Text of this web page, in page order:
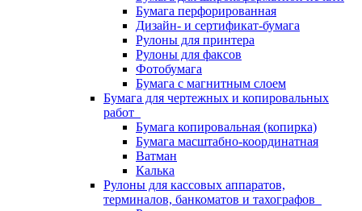
Бумага перфорированная
Дизайн- и сертификат-бумага
Рулоны для принтера
Рулоны для факсов
Фотобумага
Бумага с магнитным слоем
Бумага для чертежных и копировальных
работ
Бумага копировальная (копирка)
Бумага масштабно-координатная
Ватман
Калька
Рулоны для кассовых аппаратов,
терминалов, банкоматов и тахографов